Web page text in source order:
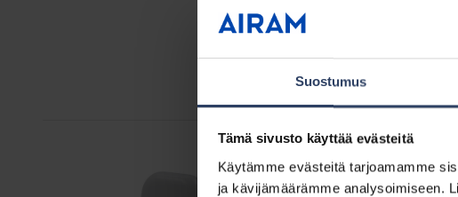
Suostumus
Tämä sivusto käyttää evästeitä
Käytämme evästeitä tarjoamamme
ja kävijämäärämme analysoimiseen.